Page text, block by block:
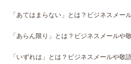
「あてはまらない」とは？ビジネスメー
「あらん限り」とは？ビジネスメールや
「いずれは」とは？ビジネスメールや敬